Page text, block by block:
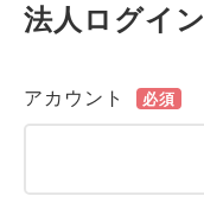
法人ログイン
アカウント 必須